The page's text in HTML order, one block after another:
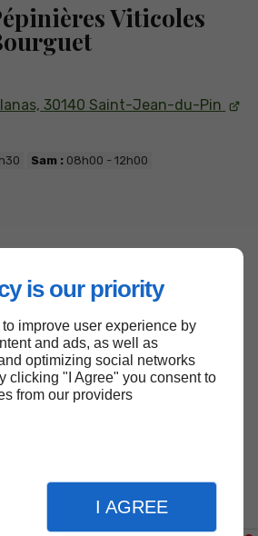
is our priority
improve user experience by
and ads, as well as
optimizing social networks
clicking "I Agree" you consent to
from our providers
I AGREE
Viticoles
30140 Saint-Jean-du-Pin
Sam : 08h00 - 12h00